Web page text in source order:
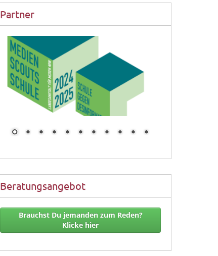
Partner
Beratungsangebot
Brauchst Du jemanden zum Reden?
Klicke hier